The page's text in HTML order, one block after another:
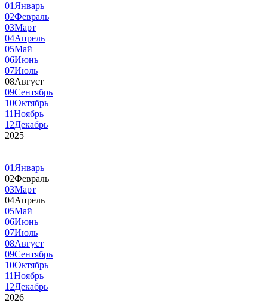
01 Январь
02Февраль
03Март
04Апрель
05Май
06Июнь
07Июль
08Август
09Сентябрь
10Октябрь
11Ноябрь
12Декабрь
2025
01 Январь
02Февраль
03Март
04Апрель
05Май
06Июнь
07Июль
08Август
09Сентябрь
10Октябрь
11Ноябрь
12Декабрь
2026